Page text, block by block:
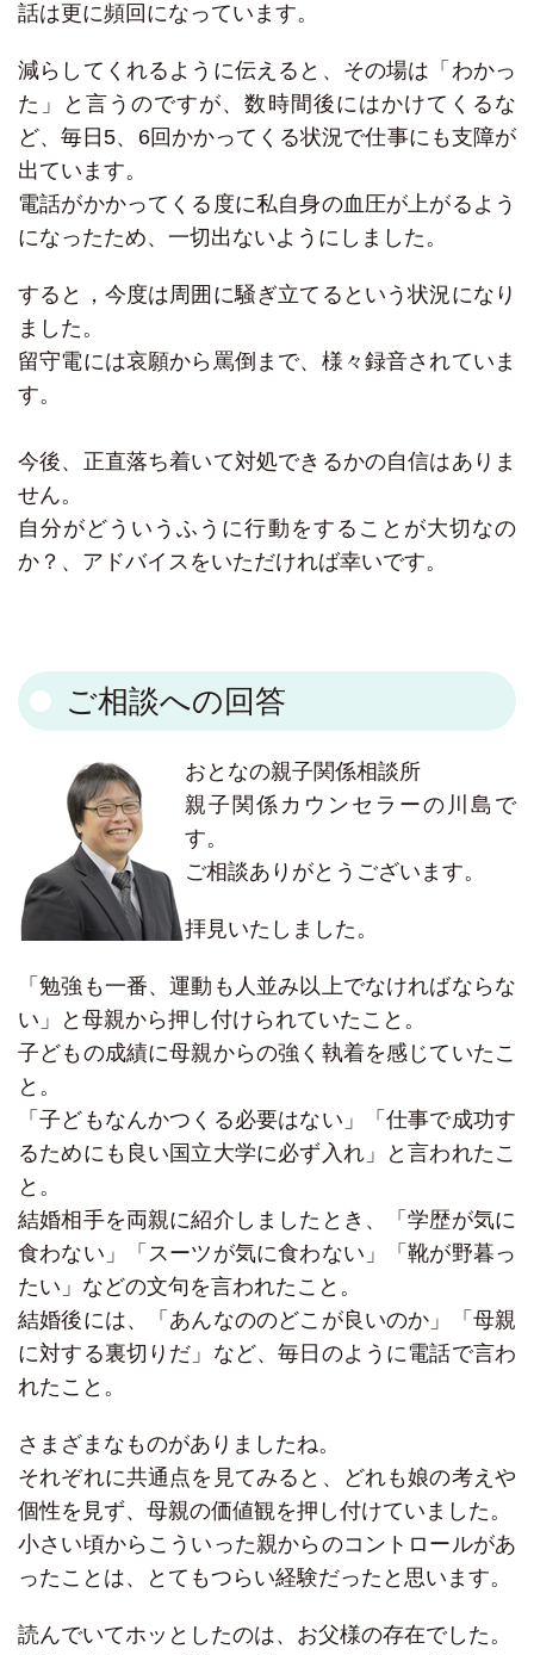
話は更に頻回になっています。
減らしてくれるように伝えると、その場は「わかっ
た」と言うのですが、数時間後にはかけてくるな
ど、毎日5、6回かかってくる状況で仕事にも支障が
出ています。
電話がかかってくる度に私自身の血圧が上がるよう
になったため、一切出ないようにしました。
すると，今度は周囲に騒ぎ立てるという状況になり
ました。
留守電には哀願から罵倒まで、様々録音されていま
す。
今後、正直落ち着いて対処できるかの自信はありま
せん。
自分がどういうふうに行動をすることが大切なの
か？、アドバイスをいただければ幸いです。
ご相談への回答
おとなの親子関係相談所
親子関係カウンセラーの川島で
す。
ご相談ありがとうございます。
拝見いたしました。
「勉強も一番、運動も人並み以上でなければならな
い」と母親から押し付けられていたこと。
子どもの成績に母親からの強く執着を感じていたこ
と。
「子どもなんかつくる必要はない」「仕事で成功す
るためにも良い国立大学に必ず入れ」と言われたこ
と。
結婚相手を両親に紹介しましたとき、「学歴が気に
食わない」「スーツが気に食わない」「靴が野暮っ
たい」などの文句を言われたこと。
結婚後には、「あんなののどこが良いのか」「母親
に対する裏切りだ」など、毎日のように電話で言わ
れたこと。
さまざまなものがありましたね。
それぞれに共通点を見てみると、どれも娘の考えや
個性を見ず、母親の価値観を押し付けていました。
小さい頃からこういった親からのコントロールがあ
ったことは、とてもつらい経験だったと思います。
読んでいてホッとしたのは、お父様の存在でした。